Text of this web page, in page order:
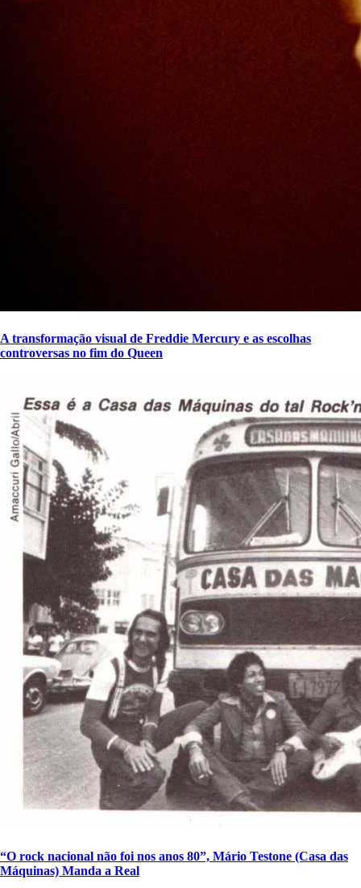
A transformação visual de Freddie Mercury e as escolhas
controversas no fim do Queen
“O rock nacional não foi nos anos 80”, Mário Testone (Casa das
Máquinas) Manda a Real